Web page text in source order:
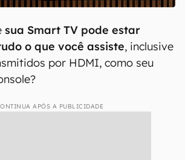
sua Smart TV pode estar
o que você assiste, inclusive
por HDMI, como seu
APÓS A PUBLICIDADE